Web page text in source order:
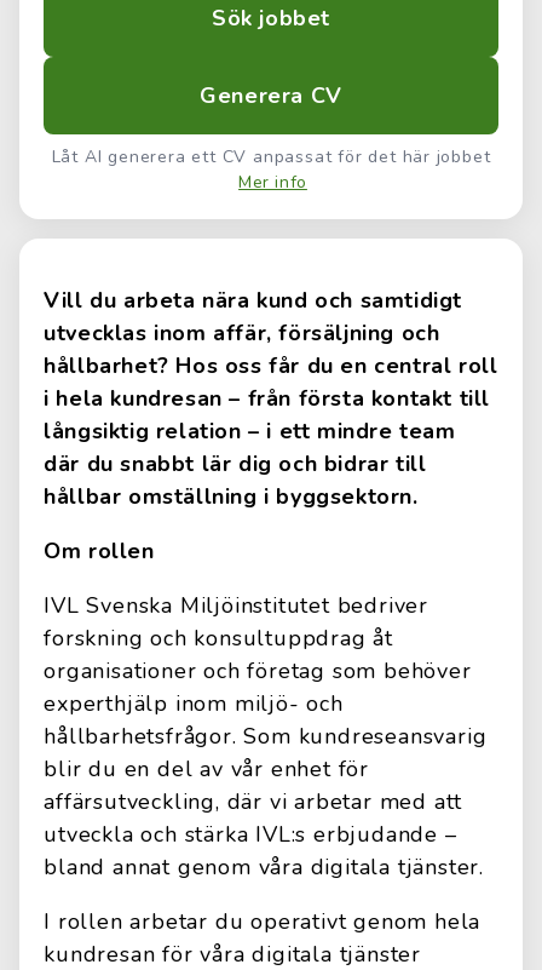
Sök jobbet
Generera CV
Låt AI generera ett CV anpassat för det här jobbet
Mer info
Vill du arbeta nära kund och samtidigt
utvecklas inom affär, försäljning och
hållbarhet? Hos oss får du en central roll
i hela kundresan – från första kontakt till
långsiktig relation – i ett mindre team
där du snabbt lär dig och bidrar till
hållbar omställning i byggsektorn.
Om rollen
IVL Svenska Miljöinstitutet bedriver
forskning och konsultuppdrag åt
organisationer och företag som behöver
experthjälp inom miljö- och
hållbarhetsfrågor. Som kundreseansvarig
blir du en del av vår enhet för
affärsutveckling, där vi arbetar med att
utveckla och stärka IVL:s erbjudande –
bland annat genom våra digitala tjänster.
I rollen arbetar du operativt genom hela
kundresan för våra digitala tjänster